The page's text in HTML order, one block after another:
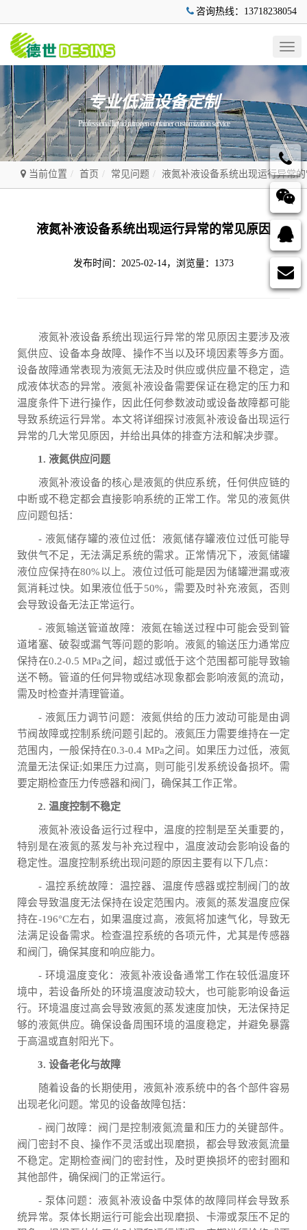
咨询热线：13718238054
专业低温设备定制
Professional liquid nitrogen container customization service
当前位置 首页 常见问题 液氮补液设备系统出现运行异常
液氮补液设备系统出现运行异常的常见原因
发布时间：2025-02-14，浏览量：1373
液氮补液设备系统出现运行异常的常见原因主要涉及液
氮供应、设备本身故障、操作不当以及环境因素等多方面。
设备故障通常表现为液氮无法及时供应或供应量不稳定，造
成液体状态的异常。液氮补液设备需要保证在稳定的压力和
温度条件下进行操作，因此任何参数波动或设备故障都可能
导致系统运行异常。本文将详细探讨液氮补液设备出现运行
异常的几大常见原因，并给出具体的排查方法和解决步骤。
1. 液氮供应问题
液氮补液设备的核心是液氮的供应系统，任何供应链的
中断或不稳定都会直接影响系统的正常工作。常见的液氮供
应问题包括：
- 液氮储存罐的液位过低：液氮储存罐液位过低可能导
致供气不足，无法满足系统的需求。正常情况下，液氮储罐
液位应保持在80%以上。液位过低可能是因为储罐泄漏或液
氮消耗过快。如果液位低于50%，需要及时补充液氮，否则
会导致设备无法正常运行。
- 液氮输送管道故障：液氮在输送过程中可能会受到管
道堵塞、破裂或漏气等问题的影响。液氮的输送压力通常应
保持在0.2-0.5 MPa之间，超过或低于这个范围都可能导致输
送不畅。管道的任何异物或结冰现象都会影响液氮的流动，
需及时检查并清理管道。
- 液氮压力调节问题：液氮供给的压力波动可能是由调
节阀故障或控制系统问题引起的。液氮压力需要维持在一定
范围内，一般保持在0.3-0.4 MPa之间。如果压力过低，液氮
流量无法保证;如果压力过高，则可能引发系统设备损坏。需
要定期检查压力传感器和阀门，确保其工作正常。
2. 温度控制不稳定
液氮补液设备运行过程中，温度的控制是至关重要的，
特别是在液氮的蒸发与补充过程中，温度波动会影响设备的
稳定性。温度控制系统出现问题的原因主要有以下几点：
- 温控系统故障：温控器、温度传感器或控制阀门的故
障会导致温度无法保持在设定范围内。液氮的蒸发温度应保
持在-196°C左右，如果温度过高，液氮将加速气化，导致无
法满足设备需求。检查温控系统的各项元件，尤其是传感器
和阀门，确保其度和响应能力。
- 环境温度变化：液氮补液设备通常工作在较低温度环
境中，若设备所处的环境温度波动较大，也可能影响设备运
行。环境温度过高会导致液氮的蒸发速度加快，无法保持足
够的液氮供应。确保设备周围环境的温度稳定，并避免暴露
于高温或直射阳光下。
3. 设备老化与故障
随着设备的长期使用，液氮补液系统中的各个部件容易
出现老化问题。常见的设备故障包括：
- 阀门故障：阀门是控制液氮流量和压力的关键部件。
阀门密封不良、操作不灵活或出现磨损，都会导致液氮流量
不稳定。定期检查阀门的密封性，及时更换损坏的密封圈和
其他部件，确保阀门的正常运行。
- 泵体问题：液氮补液设备中泵体的故障同样会导致系
统异常。泵体长期运行可能会出现磨损、卡滞或泵压不足的